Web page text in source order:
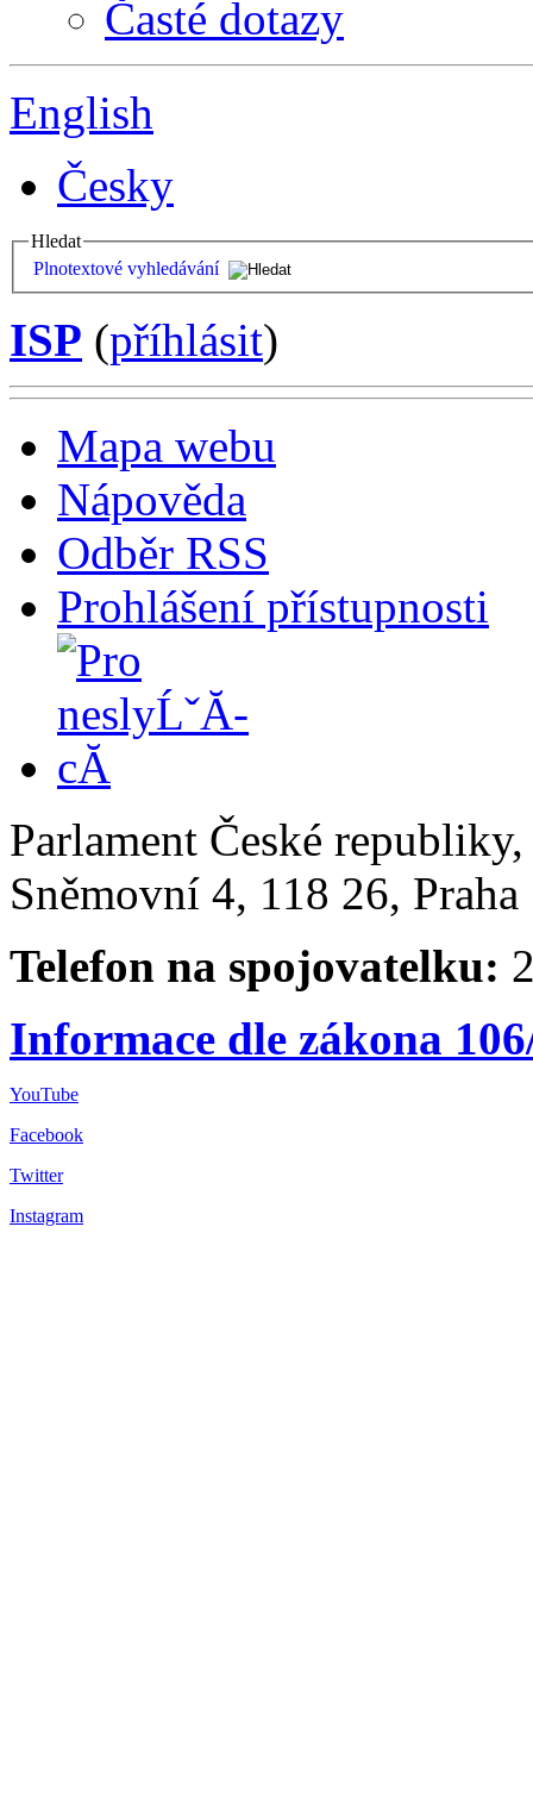
Časté dotazy
English
Česky
Hledat
Plnotextové vyhledávání
ISP (příhlásit)
Mapa webu
Nápověda
Odběr RSS
Prohlášení přístupnosti
Parlament České
Sněmovní 4, 118 26,
Telefon na spojovatelku:
Informace dle zákona
YouTube
Facebook
Twitter
Instagram